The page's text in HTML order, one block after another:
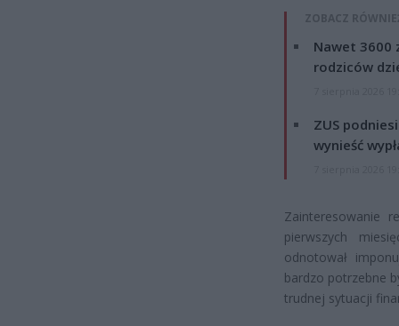
ZOBACZ
Nawet 3600
rodziców
ZUS
wynieść
Zainteresowanie
pierwszych
odnotował
bardzo potrzebne
trudnej sytuacji